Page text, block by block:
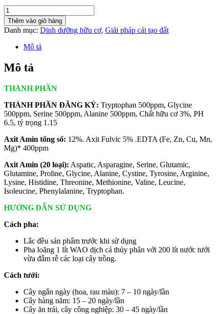
WAO
Dịch
cá
thủy
phân-
sung
đạm
cơ
cây
trồng
số
Thêm vào giỏ hàng
Danh mục: Dinh dưỡng hữu cơ, Giải pháp cải tạo đất
Mô tả
Mô tả
THÀNH PHẦN
THÀNH PHẦN ĐĂNG KÝ: Tryptophan 500ppm, Glycine
500ppm, Serine 500ppm, Alanine 500ppm, Chất hữu cơ 3%, PH
6.5, tỷ trọng 1.15
Axit Amin tổng số: 12%. Axit Fulvic 5% .EDTA (Fe, Zn, Cu, Mn,
Mg)* 400ppm
Axit Amin (20 loại): Aspatic, Asparagine, Serine, Glutamic,
Glutamine, Proline, Glycine, Alanine, Cystine, Tyrosine, Arginine,
Lysine, Histidine, Threonine, Methionine, Valine, Leucine,
Isoleucine, Phenylalanine, Tryptophan.
HƯỚNG DẪN SỬ DỤNG
Cách pha:
Lắc đều sản phẩm trước khi sử dụng
Pha loãng 1 lít WAO dịch cá thủy phân với 200 lít nước tưới
vừa đẫm rễ các loại cây trồng.
Cách tưới:
Cây ngắn ngày (hoa, rau màu): 7 – 10 ngày/lần
Cây hàng năm: 15 – 20 ngày/lần
Cây ăn trái, cây công nghiệp: 30 – 45 ngày/lần